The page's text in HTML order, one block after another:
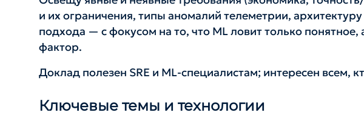
и их ограничения, типы аномалий телеметрии,
подхода — с фокусом на то, что ML ловит только
фактор.
Доклад полезен SRE и ML-специалистам; интересен всем,
Ключевые темы и технологии